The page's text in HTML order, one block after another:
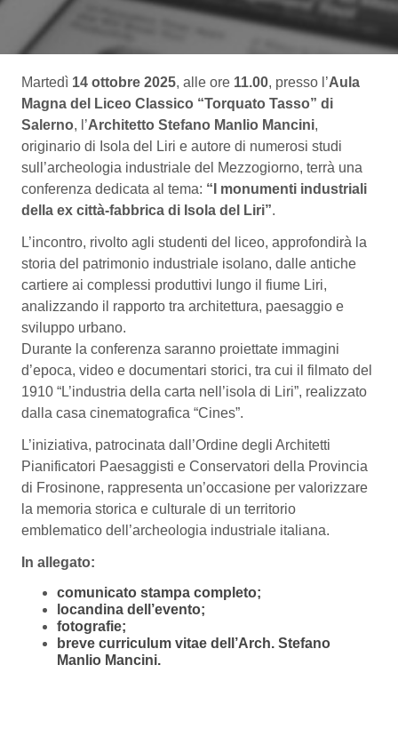
Martedì 14 ottobre 2025, alle ore 11.00, presso l’Aula
Magna del Liceo Classico “Torquato Tasso” di
Salerno, l’Architetto Stefano Manlio Mancini,
originario di Isola del Liri e autore di numerosi studi
sull’archeologia industriale del Mezzogiorno, terrà una
conferenza dedicata al tema: “I monumenti industriali
della ex città-fabbrica di Isola del Liri”.
L’incontro, rivolto agli studenti del liceo, approfondirà la
storia del patrimonio industriale isolano, dalle antiche
cartiere ai complessi produttivi lungo il fiume Liri,
analizzando il rapporto tra architettura, paesaggio e
sviluppo urbano.
Durante la conferenza saranno proiettate immagini
d’epoca, video e documentari storici, tra cui il filmato del
1910 “L’industria della carta nell’isola di Liri”, realizzato
dalla casa cinematografica “Cines”.
L’iniziativa, patrocinata dall’Ordine degli Architetti
Pianificatori Paesaggisti e Conservatori della Provincia
di Frosinone, rappresenta un’occasione per valorizzare
la memoria storica e culturale di un territorio
emblematico dell’archeologia industriale italiana.
In allegato:
comunicato stampa completo;
locandina dell’evento;
fotografie;
breve curriculum vitae dell’Arch. Stefano
Manlio Mancini.